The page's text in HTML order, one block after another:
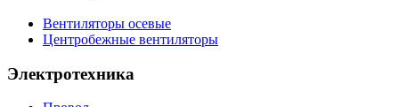
Вентиляторы осевые
Центробежные вентиляторы
Электротехника